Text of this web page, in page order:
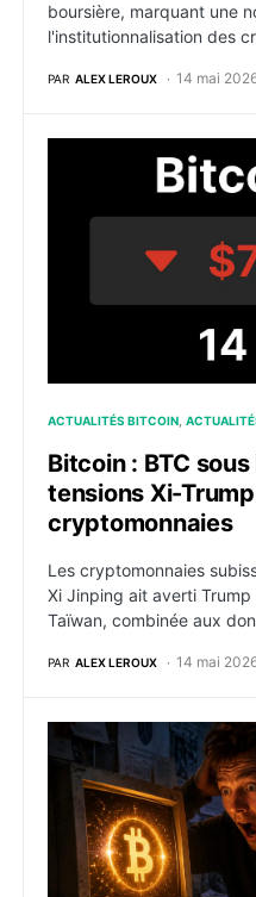
boursière, marquant une
l'institutionnalisation des
PAR ALEX LEROUX 14 mai
Bitcoin : BTC sous
ACTUALITÉS BITCOIN
Bitcoin : BTC
tensions Xi-
cryptomonnaies
Les cryptomonnaies
Xi Jinping ait averti
Taïwan, combinée aux
PAR ALEX LEROUX 14 mai
Bitcoin : un hodler